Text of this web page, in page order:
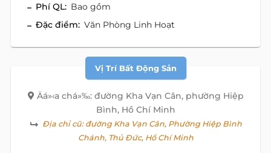
Phí QL: Bao gồm
Đặc điểm: Văn Phòng Linh Hoạt
Vị Trí Bất Động Sản
Äá»‹a chá»‰: đường Kha Vạn Cân, phường Hiệp
Bình, Hồ Chí Minh
Địa chỉ cũ:đường Kha Vạn Cân, Phường Hiệp Bình
Chánh, Thủ Đức, Hồ Chí Minh